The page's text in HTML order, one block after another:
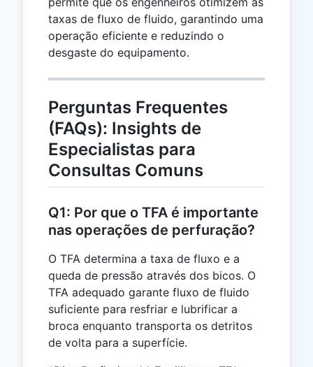
taxas de fluxo de fluido, garantindo uma
operação eficiente e reduzindo o
desgaste do equipamento.
Perguntas Frequentes
(FAQs): Insights de
Especialistas para
Consultas Comuns
Q1: Por que o TFA é importante
nas operações de perfuração?
O TFA determina a taxa de fluxo e a
queda de pressão através dos bicos. O
TFA adequado garante fluxo de fluido
suficiente para resfriar e lubrificar a
broca enquanto transporta os detritos
de volta para a superfície.